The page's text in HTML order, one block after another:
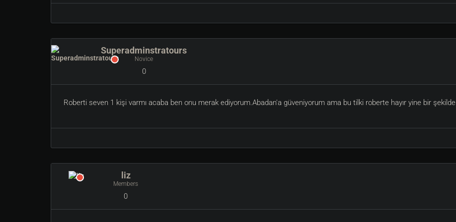
Her hafta sonu yapılacak ödül merasiminde, ödül sahipleri ödüllerine kavuşabilirler.
Guildler ilgili önemli değişiklikler !!
Tüm Guildler 100 puandan başlayacaktır.
Guilde girdiğinizde kazanmış olduğunuz tüm puanlar guildede girdiğinizde anda aktarilmaktadir.
Tüm istatistikleri sitemizden takip edebilirsiniz.
Superadminstratours
Novice
0
Roberti seven 1 kişi varmı acaba ben onu merak ediyorum.Abadan'a güveniyorum ama bu tilki roberte hayır yine bir
liz
Members
0